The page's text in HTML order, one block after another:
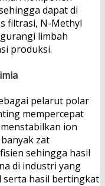
dapat di
filtrasi, N-Methyl
limbah
produksi.
pelarut polar
mempercepat
ion
zat
sehingga hasil
di industri yang
serta hasil bertingkat